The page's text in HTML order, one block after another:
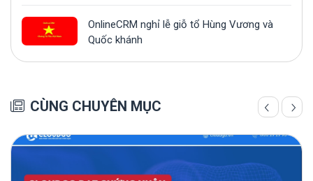
OnlineCRM nghỉ lễ giỗ tổ Hùng Vương và
Quốc khánh
CÙNG CHUYÊN MỤC